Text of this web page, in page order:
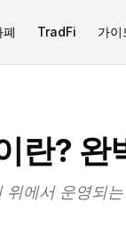
폐 TradFi 가이
란? 완
에서 운영되